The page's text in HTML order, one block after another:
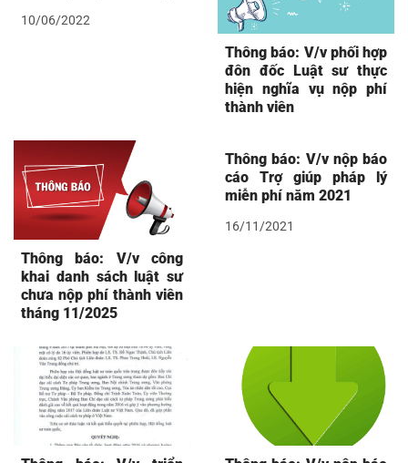
10/06/2022
Thông báo: V/v phối hợp
đôn đốc Luật sư thực
hiện nghĩa vụ nộp phí
thành viên
Thông báo: V/v công
khai danh sách luật sư
chưa nộp phí thành viên
tháng 11/2025
Thông báo: V/v nộp báo
cáo Trợ giúp pháp lý
miễn phí năm 2021
16/11/2021